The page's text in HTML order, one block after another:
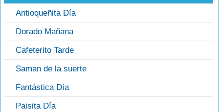
Antioqueñita Día
Dorado Mañana
Cafeterito Tarde
Saman de la suerte
Fantástica Día
Paisita Día